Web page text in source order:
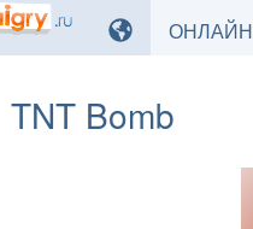
ОНЛАЙН
TNT Bomb